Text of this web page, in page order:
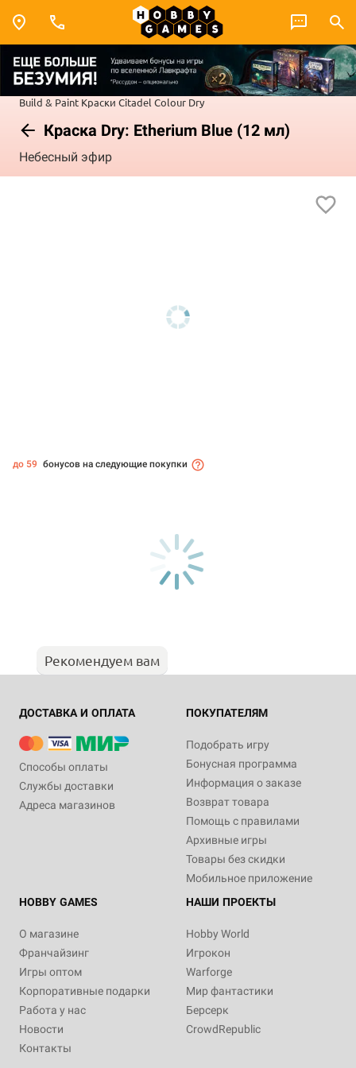
Build & Paint Краски Citadel Colour Dry
Краска Dry: Etherium Blue (12 мл)
Небесный эфир
до 59 бонусов на следующие покупки
Рекомендуем вам
ДОСТАВКА И ОПЛАТА
Способы оплаты
Службы доставки
Адреса магазинов
ПОКУПАТЕЛЯМ
Подобрать игру
Бонусная программа
Информация о заказе
Возврат товара
Помощь с правилами
Архивные игры
Товары без скидки
Мобильное приложение
HOBBY GAMES
О магазине
Франчайзинг
Игры оптом
Корпоративные подарки
Работа у нас
Новости
Контакты
НАШИ ПРОЕКТЫ
Hobby World
Игрокон
Warforge
Мир фантастики
Берсерк
CrowdRepublic